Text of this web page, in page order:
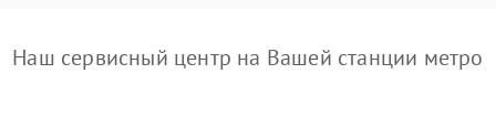
Наш сервисный центр на Вашей станции метро